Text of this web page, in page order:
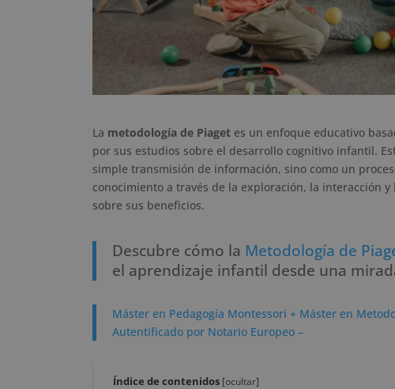
La metodología de Piaget es un enfoque educativo
por sus estudios sobre el desarrollo cognitivo infantil.
simple transmisión de información, sino como un
conocimiento a través de la exploración, la interacción
sobre sus beneficios.
Descubre cómo la Metodología de
el aprendizaje infantil desde una
Máster en Pedagogía Montessori + Máster en
Autentificado por Notario Europeo –
Índice de contenidos [ocultar]